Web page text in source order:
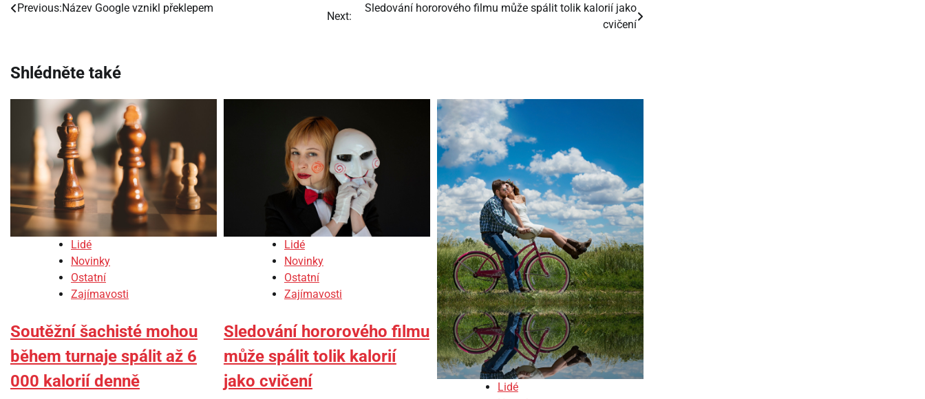
Navigace
příspěvek
Previous:Název Google vznikl překlepem
Next:
Sledování hororového filmu může spálit tolik kalorií jako
cvičení
Shlédněte také
Lidé
Novinky
Ostatní
Zajímavosti
Soutěžní šachisté mohou
během turnaje spálit až 6
000 kalorií denně
Lidé
Novinky
Ostatní
Zajímavosti
Sledování hororového filmu
může spálit tolik kalorií
jako cvičení
Lidé